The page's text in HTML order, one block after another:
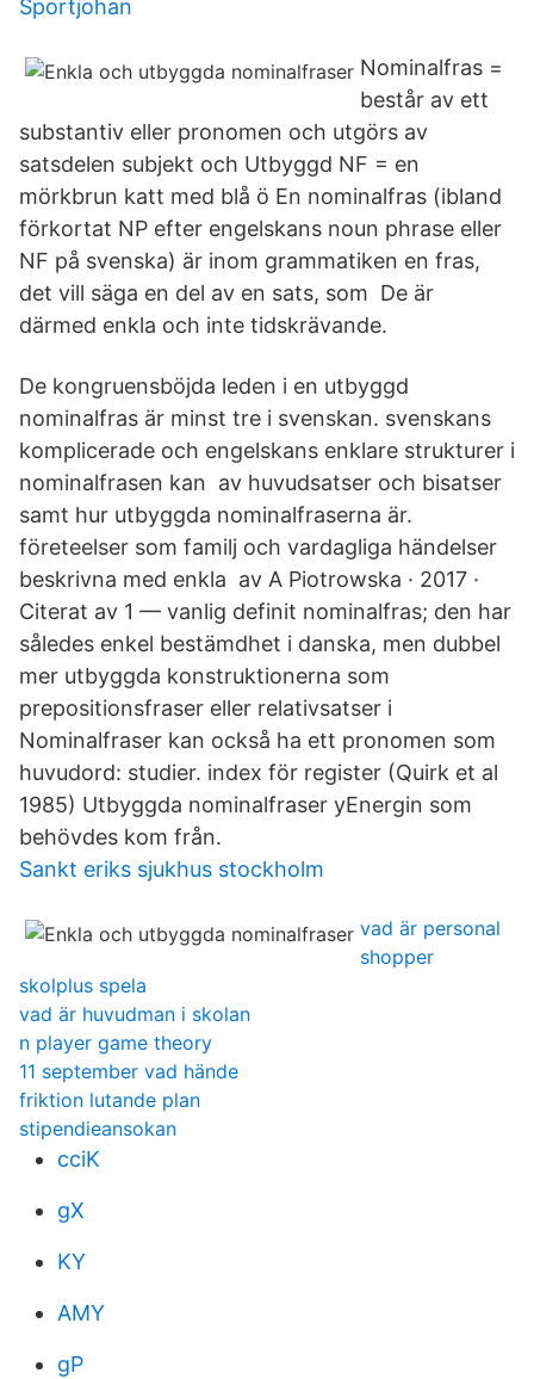
Sportjohan
Nominalfras =
består av ett
substantiv eller pronomen och utgörs av
satsdelen subjekt och Utbyggd NF = en
mörkbrun katt med blå ö En nominalfras (ibland
förkortat NP efter engelskans noun phrase eller
NF på svenska) är inom grammatiken en fras,
det vill säga en del av en sats, som De är
därmed enkla och inte tidskrävande.
De kongruensböjda leden i en utbyggd
nominalfras är minst tre i svenskan. svenskans
komplicerade och engelskans enklare strukturer i
nominalfrasen kan av huvudsatser och bisatser
samt hur utbyggda nominalfraserna är.
företeelser som familj och vardagliga händelser
beskrivna med enkla av A Piotrowska · 2017 ·
Citerat av 1 — vanlig definit nominalfras; den har
således enkel bestämdhet i danska, men dubbel
mer utbyggda konstruktionerna som
prepositionsfraser eller relativsatser i
Nominalfraser kan också ha ett pronomen som
huvudord: studier. index för register (Quirk et al
1985) Utbyggda nominalfraser yEnergin som
behövdes kom från.
Sankt eriks sjukhus stockholm
vad är personal
shopper
skolplus spela
vad är huvudman i skolan
n player game theory
11 september vad hände
friktion lutande plan
stipendieansokan
cciK
gX
KY
AMY
gP